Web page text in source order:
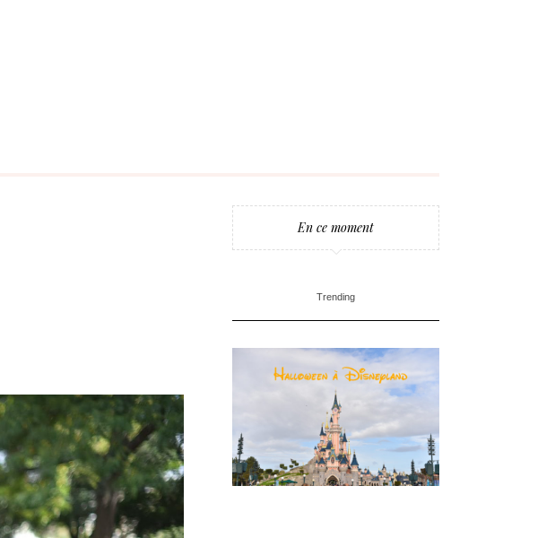
En ce moment
Trending